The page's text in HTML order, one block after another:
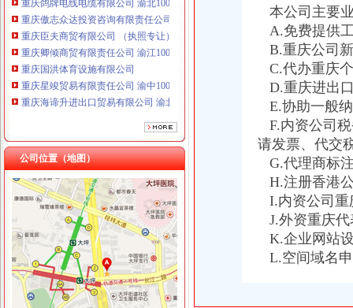
重庆傲志众达投资咨询有限责任公司 渝九1000万 （增资）
重庆臣夫商贸有限公司 （执照专让）
重庆卿倾商贸有限责任公司 渝江100万 （工商注册）
重庆国洪体育设施有限公司
重庆星竣贸易有限责任公司 渝中100万 （进出口权）
重庆海谛升进出口贸易有限公司 渝北100万 （进出口权）
重庆奕欣锦诚商贸有限公司 渝九50万 （工商注册）
重庆信同广告有限公司 渝沙50万 （工商注册）
重庆三虹房地产营销策划有限公司
重庆宝鹰汽车销售有限公司
公司位置（地图）
海关报关登记证书
申请海关报关单位注册登记证书,海关报关注册信息年度报告范本,
海关报关单位注册登记证书-荣誉证书-常州市金坛区环宇科学仪器厂
《中华共和国海关报关单位注册登记证书》变更材料
本公司主要
A.免费提供
B.重庆公司
C.代办重庆
D.重庆进出
E.协助一般
F.内资公司
请发票、代交
G.代理商标
H.注册香港
I.内资公司重
J.外资重庆代
K.企业网站
L.空间域名